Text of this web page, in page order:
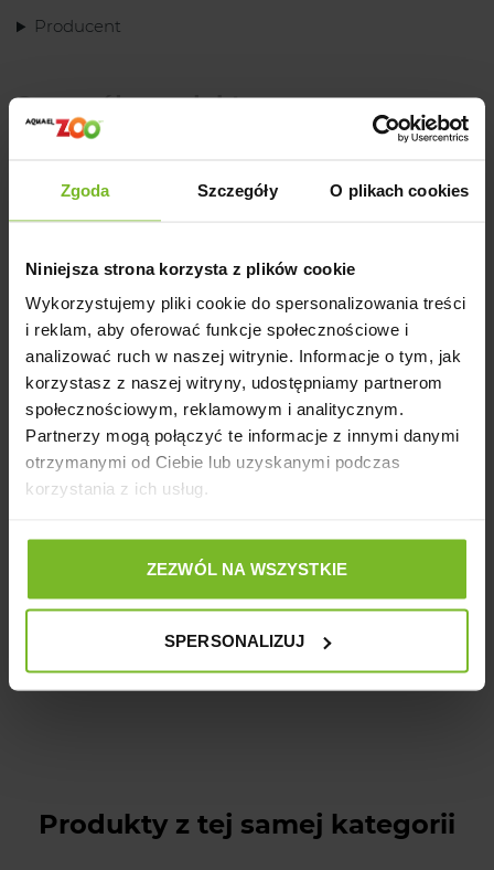
Zgoda Szczegóły O plikach cookies
Niniejsza strona korzysta z plików cookie
Wykorzystujemy pliki cookie do spersonalizowania treści
i reklam, aby oferować funkcje społecznościowe i
analizować ruch w naszej witrynie. Informacje o tym, jak
korzystasz z naszej witryny, udostępniamy partnerom
społecznościowym, reklamowym i analitycznym.
Partnerzy mogą połączyć te informacje z innymi danymi
otrzymanymi od Ciebie lub uzyskanymi podczas
korzystania z ich usług.
ZEZWÓL NA WSZYSTKIE
SPERSONALIZUJ
Producent
Szczegóły produktu
Opinie o produkcie: HAVE A PET ZABAWKA
SHANTY 25 CM
Pytania i odpowiedzi (0)
Produkty z tej samej kategorii